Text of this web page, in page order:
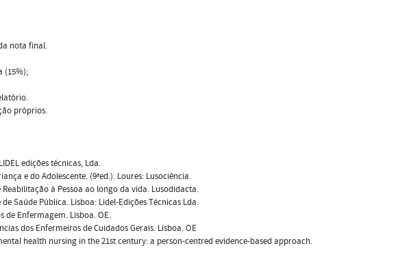
nota final.
(15%);
próprios.
edições técnicas, Lda.
e do Adolescente. (9ªed.). Loures: Lusociência.
à Pessoa ao longo da vida. Lusodidacta.
Saúde Pública. Lisboa: Lidel-Edições Técnicas Lda.
de Enfermagem. Lisboa. OE.
dos Enfermeiros de Cuidados Gerais. Lisboa. OE
health nursing in the 21st century: a person-centred evidence-based approach.